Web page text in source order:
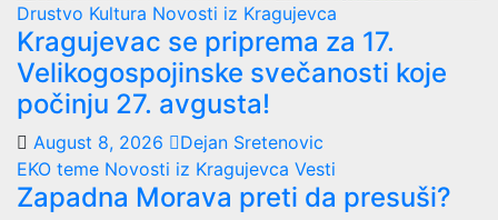
Drustvo Kultura Novosti iz Kragujevca
Kragujevac se priprema za 17.
Velikogospojinske svečanosti koje
počinju 27. avgusta!
August 8, 2026
Dejan Sretenovic
EKO teme Novosti iz Kragujevca Vesti
Zapadna Morava preti da presuši?